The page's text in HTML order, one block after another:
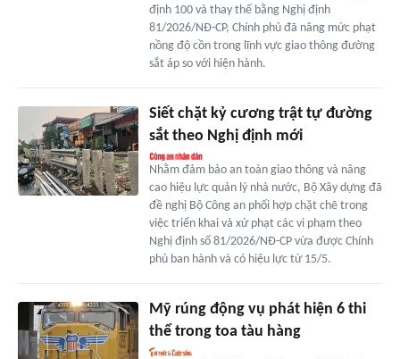
định 100 và thay thế bằng Nghị định
81/2026/NĐ-CP, Chính phủ đã nâng mức phạt
nồng độ cồn trong lĩnh vực giao thông đường
sắt áp so với hiện hành.
Siết chặt kỷ cương trật tự đường
sắt theo Nghị định mới
Nhằm đảm bảo an toàn giao thông và nâng
cao hiệu lực quản lý nhà nước, Bộ Xây dựng đã
đề nghị Bộ Công an phối hợp chặt chẽ trong
việc triển khai và xử phạt các vi phạm theo
Nghị định số 81/2026/NĐ-CP vừa được Chính
phủ ban hành và có hiệu lực từ 15/5.
Mỹ rúng động vụ phát hiện 6 thi
thể trong toa tàu hàng